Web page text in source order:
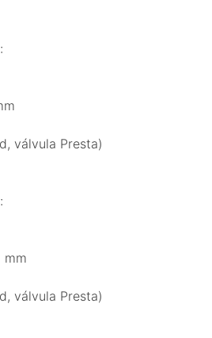
válvula Presta)
mm
válvula Presta)